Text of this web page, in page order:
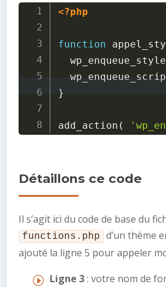
<?php
function
wp_enqueue_style
}
add_action (
Détaillons ce code
Il s’agit ici du code de base du
functions.php
d’un thème
ajouté la ligne 5 pour appeler
Ligne 3: votre nom de